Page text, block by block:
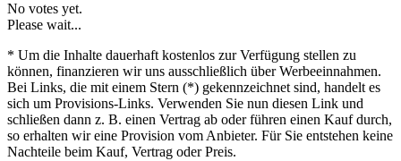
No votes yet.
Please wait...
* Um die Inhalte dauerhaft kostenlos zur Verfügung stellen zu
können, finanzieren wir uns ausschließlich über Werbeeinnahmen.
Bei Links, die mit einem Stern (*) gekennzeichnet sind, handelt es
sich um Provisions-Links. Verwenden Sie nun diesen Link und
schließen dann z. B. einen Vertrag ab oder führen einen Kauf durch,
so erhalten wir eine Provision vom Anbieter. Für Sie entstehen keine
Nachteile beim Kauf, Vertrag oder Preis.